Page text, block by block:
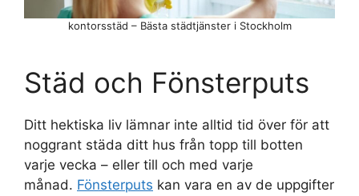
kontorsstäd – Bästa städtjänster i Stockholm
Städ och Fönsterputs
Ditt hektiska liv lämnar inte alltid tid över för att
noggrant städa ditt hus från topp till botten
varje vecka – eller till och med varje
månad. Fönsterputs kan vara en av de uppgifter